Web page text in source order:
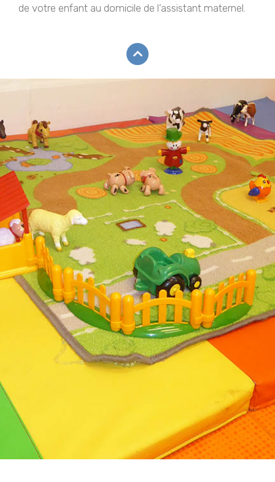
de votre enfant au domicile de l’assistant maternel.